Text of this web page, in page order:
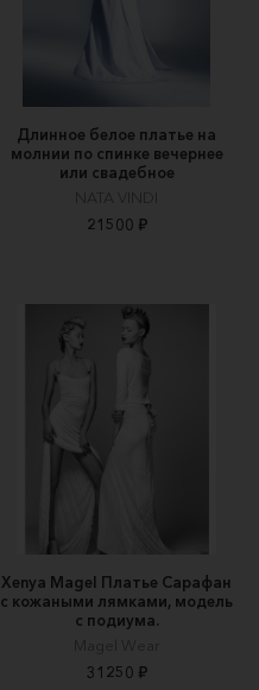
Длинное белое платье на
молнии по спинке вечернее
или свадебное
NATA VINDI
21500 ₽
Xenya Magel Платье Сарафан
с кожаными лямками, модель
с подиума.
Magel Wear
31250 ₽